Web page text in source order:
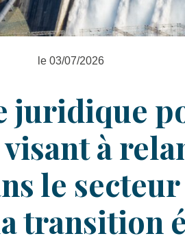
le 03/07/2026
juridique
à
le
transition